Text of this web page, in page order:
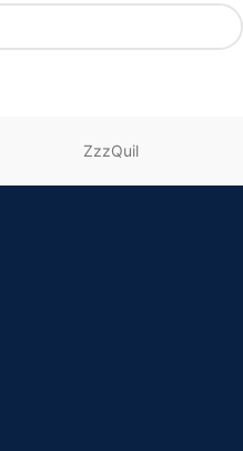
ZzzQuil